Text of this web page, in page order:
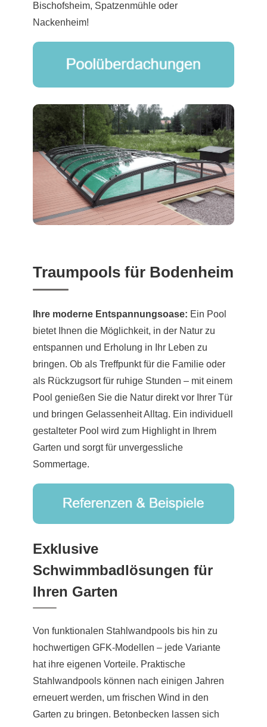
Bischofsheim, Spatzenmühle oder
Nackenheim!
Traumpools für Bodenheim
Ihre moderne Entspannungsoase: Ein Pool
bietet Ihnen die Möglichkeit, in der Natur zu
entspannen und Erholung in Ihr Leben zu
bringen. Ob als Treffpunkt für die Familie oder
als Rückzugsort für ruhige Stunden – mit einem
Pool genießen Sie die Natur direkt vor Ihrer Tür
und bringen Gelassenheit Alltag. Ein individuell
gestalteter Pool wird zum Highlight in Ihrem
Garten und sorgt für unvergessliche
Sommertage.
Exklusive
Schwimmbadlösungen für
Ihren Garten
Von funktionalen Stahlwandpools bis hin zu
hochwertigen GFK-Modellen – jede Variante
hat ihre eigenen Vorteile. Praktische
Stahlwandpools können nach einigen Jahren
erneuert werden, um frischen Wind in den
Garten zu bringen. Betonbecken lassen sich